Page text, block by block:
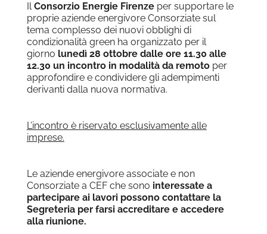
IlConsorzio Energie Firenzeper supportare le
proprie aziende energivore Consorziate sul
tema complesso dei nuovi obblighi di
condizionalità green ha organizzato per il
giorno lunedì 28 ottobre dalle ore 11.30 alle
12.30 un incontro in modalità da remoto per
approfondire e condividere gli adempimenti
derivanti dalla nuova normativa.
L’incontro è riservato esclusivamente alle
imprese.
Le aziende energivore associate e non
Consorziate a CEF che sono interessate a
partecipare ai lavori possono contattare la
Segreteria per farsi accreditare e accedere
alla riunione.